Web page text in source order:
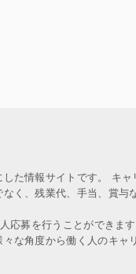
た情報サイトです。 キ
く、残業代、手当、賞与
募を行うことができます
な角度から働く人のキャ